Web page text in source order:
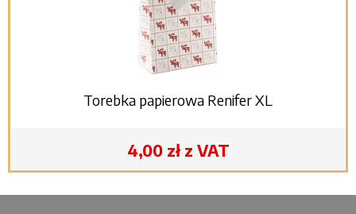
Torebka papierowa Renifer XL
4,00 zł z VAT